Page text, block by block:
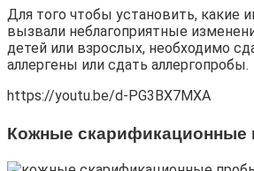
Для того чтобы установить, какие
вызвали неблагоприятные
детей или взрослых, необходимо
аллергены или сдать аллергопробы.
https://youtu.be/d-PG3BX7MXA
Кожные скарификационные